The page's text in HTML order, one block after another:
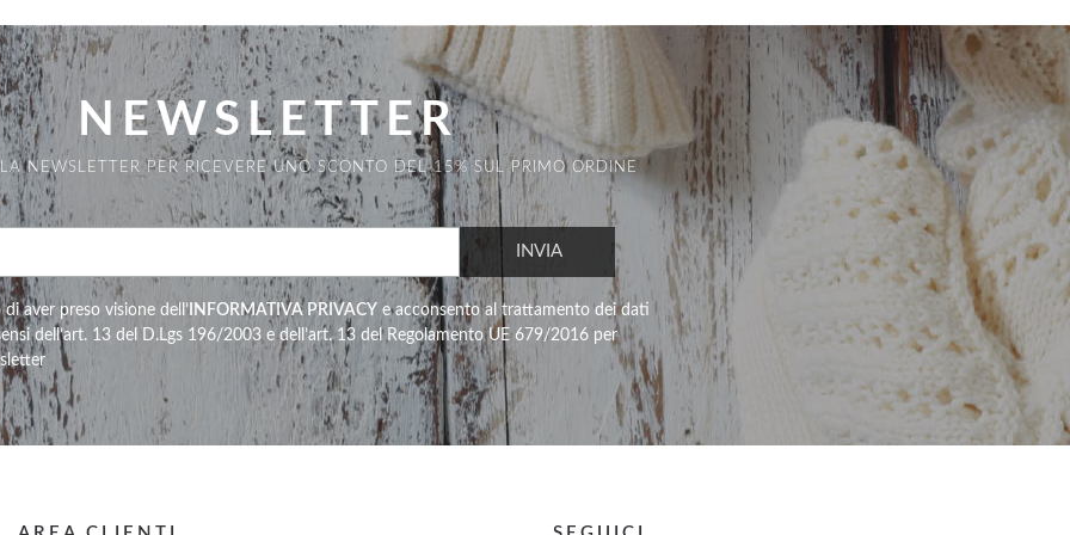
NEWSLETTER
NEWSLETTER PER RICEVERE UNO SCONTO DEL 15% SUL PRIMO ORDINE
aver preso visione dell’ INFORMATIVA PRIVACY e acconsento al trattamento dei dati
dell’art. 13 del D.Lgs 196/2003 e dell’art. 13 del Regolamento UE 679/2016 per